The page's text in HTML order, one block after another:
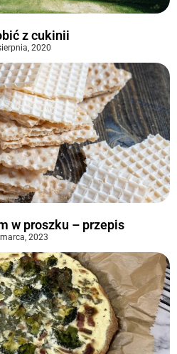
z cukinii
2020
w proszku – przepis
2023